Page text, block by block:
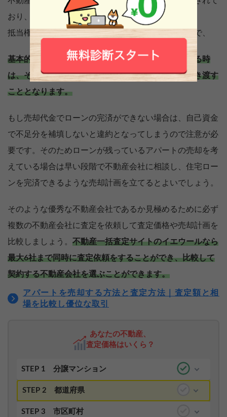
おり、抵当権と呼ばれる権利があります。
抵当権が残ったままの状態で購入する人はいないので、
基本的にローンが残っている状態の不動産を売買する時
は、その売却代金でローンを完済してから買主に引き渡す
こととなります。
もし売却代金でローンの完済ができない場合は、自己資金
で不足分を補填しないと違約となってしまうので注意が必
要です。そのためローンが残っているアパートの売却を考
えている場合は早い段階で不動産会社に相談し、住宅ロー
ンを完済できるような売却計画を立てるとよいでしょう。
そのような優秀な不動産会社であるか見極めるために必ず
複数の不動産会社に査定を依頼して査定価格や売却計画を
比較しましょう。 不動産一括査定サイトのイエウールなら
最大6社まで同時に査定依頼をすることができ、比較して
契約する不動産会社を選ぶことができます。
アパートを売却する方法と査定方法｜査定額と相
場を比較し優位な取引
あなたの不動産、
査定価格はいくら？
STEP 1 分譲マンション
STEP 2 都道府県
STEP 3 市区町村